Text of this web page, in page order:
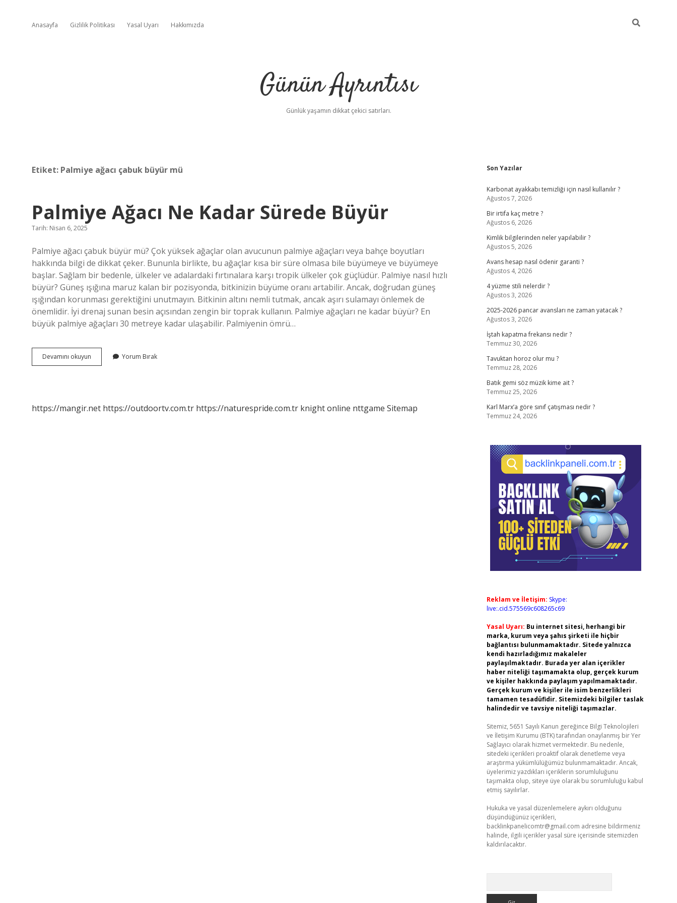
Anasayfa Gizlilik Politikası Yasal Uyarı Hakkımızda
Günün Ayrıntısı
Günlük yaşamın dikkat çekici satırları.
Etiket: Palmiye ağacı çabuk büyür mü
Palmiye Ağacı Ne Kadar Sürede Büyür
Tarih: Nisan 6, 2025
Palmiye ağacı çabuk büyür mü? Çok yüksek ağaçlar olan avucunun palmiye ağaçları veya bahçe boyutları
hakkında bilgi de dikkat çeker. Bununla birlikte, bu ağaçlar kısa bir süre olmasa bile büyümeye ve büyümeye
başlar. Sağlam bir bedenle, ülkeler ve adalardaki fırtınalara karşı tropik ülkeler çok güçlüdür. Palmiye nasıl hızlı
büyür? Güneş ışığına maruz kalan bir pozisyonda, bitkinizin büyüme oranı artabilir. Ancak, doğrudan güneş
ışığından korunması gerektiğini unutmayın. Bitkinin altını nemli tutmak, ancak aşırı sulamayı önlemek de
önemlidir. İyi drenaj sunan besin açısından zengin bir toprak kullanın. Palmiye ağaçları ne kadar büyür? En
büyük palmiye ağaçları 30 metreye kadar ulaşabilir. Palmiyenin ömrü…
Devamını okuyun
Ağacı
Yorum Bırak
https://mangir.net https://outdoortv.com.tr https://naturespride.com.tr knight online nttgame Sitemap
Sidebar
Son Yazılar
Karbonat ayakkabı temizliği için nasıl kullanılır ?
Ağustos 7, 2026
Bir irtifa kaç metre ?
Ağustos 6, 2026
Kimlik bilgilerinden neler yapılabilir ?
Ağustos 5, 2026
Avans hesap nasıl ödenir garanti ?
Ağustos 4, 2026
4 yüzme stili nelerdir ?
Ağustos 3, 2026
2025-2026 pancar avansları ne zaman yatacak ?
Ağustos 3, 2026
İştah kapatma frekansı nedir ?
Temmuz 30, 2026
Tavuktan horoz olur mu ?
Temmuz 28, 2026
Batık gemi söz müzik kime ait ?
Temmuz 25, 2026
Karl Marx’a göre sınıf çatışması nedir ?
Temmuz 24, 2026
Reklam ve İletişim: Skype:
live:.cid.575569c608265c69
Yasal Uyarı: Bu internet sitesi, herhangi bir
marka, kurum veya şahıs şirketi ile hiçbir
bağlantısı bulunmamaktadır. Sitede yalnızca
kendi hazırladığımız makaleler
paylaşılmaktadır. Burada yer alan içerikler
haber niteliği taşımamakta olup, gerçek kurum
ve kişiler hakkında paylaşım yapılmamaktadır.
Gerçek kurum ve kişiler ile isim benzerlikleri
tamamen tesadüfidir. Sitemizdeki bilgiler taslak
halindedir ve tavsiye niteliği taşımazlar.
Sitemiz, 5651 Sayılı Kanun gereğince Bilgi Teknolojileri
ve İletişim Kurumu (BTK) tarafından onaylanmış bir Yer
Sağlayıcı olarak hizmet vermektedir. Bu nedenle,
sitedeki içerikleri proaktif olarak denetleme veya
araştırma yükümlülüğümüz bulunmamaktadır. Ancak,
üyelerimiz yazdıkları içeriklerin sorumluluğunu
taşımakta olup, siteye üye olarak bu sorumluluğu kabul
etmiş sayılırlar.
Hukuka ve yasal düzenlemelere aykırı olduğunu
düşündüğünüz içerikleri,
backlinkpanelicomtr@gmail.com adresine bildirmeniz
halinde, ilgili içerikler yasal süre içerisinde sitemizden
kaldırılacaktır.